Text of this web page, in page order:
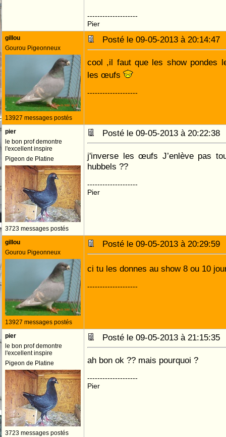
--------------------
Pier
gillou
Gourou Pigeonneux
13927 messages postés
Posté le 09-05-2013 à
cool ,il faut que les show pondes
les œufs
--------------------
pier
le bon prof demontre
l'excellent inspire
Pigeon de Platine
3723 messages postés
Posté le 09-05-2013 à
j'inverse les œufs J’enlève pas
hubbels ??
--------------------
Pier
gillou
Gourou Pigeonneux
13927 messages postés
Posté le 09-05-2013 à
ci tu les donnes au show 8 ou 10
--------------------
pier
le bon prof demontre
l'excellent inspire
Pigeon de Platine
3723 messages postés
Posté le 09-05-2013 à
ah bon ok ?? mais pourquoi ?
--------------------
Pier